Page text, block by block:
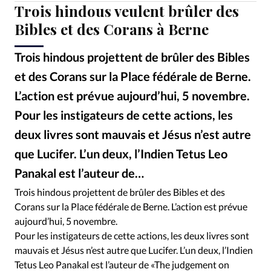
Monde
Bible
Toute l'actualité
Se connecter
RUBRIQUES
Toute l'actualité Bible Culture
Economie
Eglises
Histoire Laicité
Liberté religieuse
Mission
Monde People
Société
Trois hindous veulent brûler des
Bibles et des Corans à Berne
Trois hindous projettent de brûler des Bibles
et des Corans sur la Place fédérale de Berne.
L’action est prévue aujourd’hui, 5 novembre.
Pour les instigateurs de cette actions, les
deux livres sont mauvais et Jésus n’est autre
que Lucifer. L’un deux, l’Indien Tetus Leo
Panakal est l’auteur de…
Trois hindous projettent de brûler des Bibles et des
Corans sur la Place fédérale de Berne. L’action est prévue
aujourd’hui, 5 novembre.
Pour les instigateurs de cette actions, les deux livres sont
mauvais et Jésus n’est autre que Lucifer. L’un deux, l’Indien
Tetus Leo Panakal est l’auteur de «The judgement on